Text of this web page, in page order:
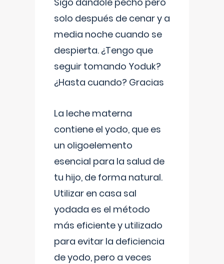
solo después de cenar y a
media noche cuando se
despierta. ¿Tengo que
seguir tomando Yoduk?
¿Hasta cuando? Gracias
La leche materna
contiene el yodo, que es
un oligoelemento
esencial para la salud de
tu hijo, de forma natural.
Utilizar en casa sal
yodada es el método
más eficiente y utilizado
para evitar la deficiencia
de yodo, pero a veces